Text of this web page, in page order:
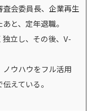
会委員長、企業再生
と、定年退職。
立し、その後、V-
ウハウをフル活用
えている。